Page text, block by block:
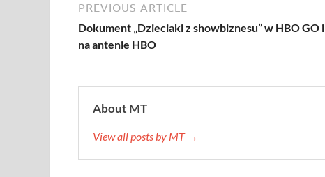
PREVIOUS ARTICLE
Dokument „Dzieciaki z showbiznesu” w HBO GO i
na antenie HBO
About MT
View all posts by MT →